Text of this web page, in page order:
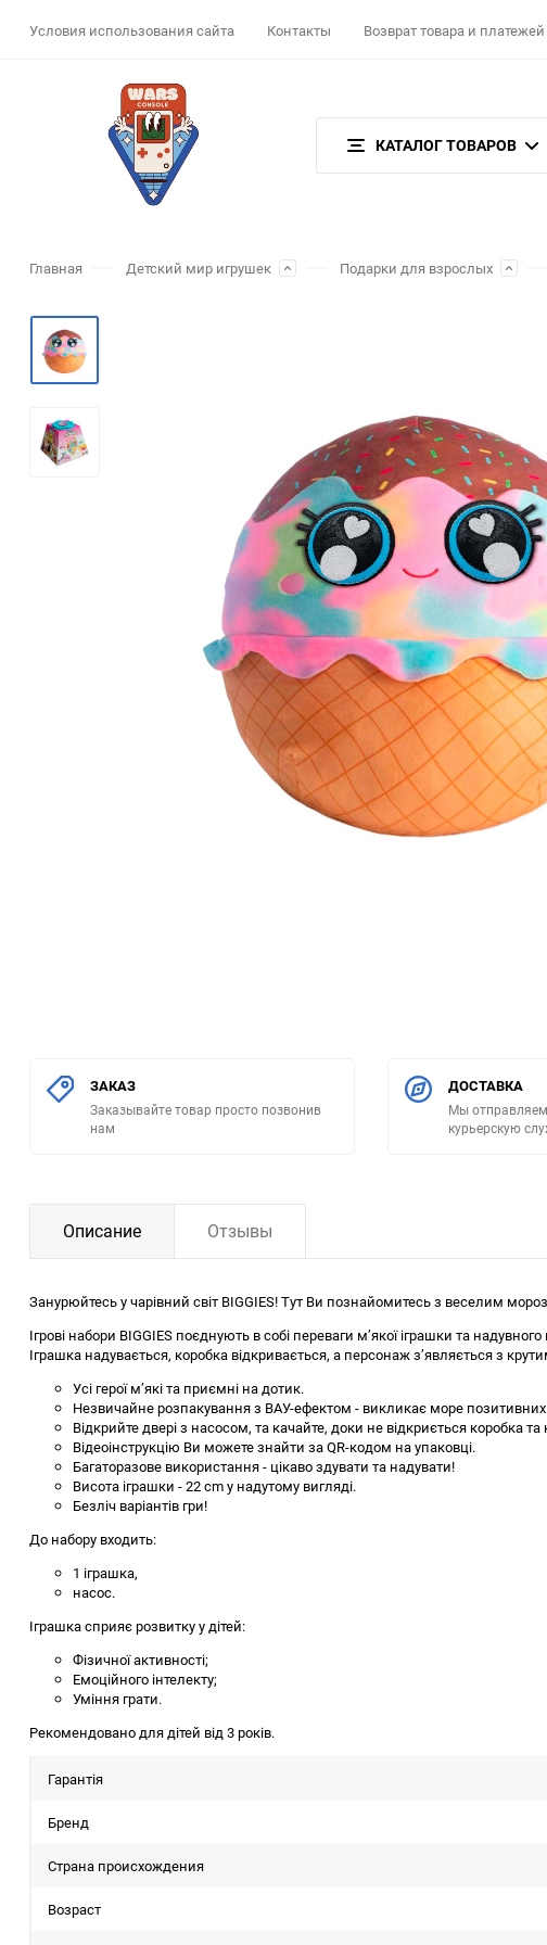
Условия использования сайта Контакты Возврат товара и платежей
КАТАЛОГ ТОВАРОВ
Главная Детский мир игрушек Подарки для взрослых
ЗАКАЗ
Заказывайте товар просто позвонив
нам
ДОСТАВКА
Мы
курьерскую
Описание Отзывы
Занурюйтесь у чарівний світ BIGGIES! Тут Ви познайомитесь з веселим
Ігрові набори BIGGIES поєднують в собі переваги м’якої іграшки та
Іграшка надувається, коробка відкривається, а персонаж з’являється з
Усі герої м’які та приємні на дотик.
Незвичайне розпакування з ВАУ-ефектом - викликає море
Відкрийте двері з насосом, та качайте, доки не відкриється коробка
Відеоінструкцію Ви можете знайти за QR-кодом на упаковці.
Багаторазове використання - цікаво здувати та надувати!
Висота іграшки - 22 cm у надутому вигляді.
Безліч варіантів гри!
До набору входить:
1 іграшка,
насос.
Іграшка сприяє розвитку у дітей:
Фізичної активності;
Емоційного інтелекту;
Уміння грати.
Рекомендовано для дітей від 3 років.
Гарантія
Бренд
Страна происхождения
Возраст